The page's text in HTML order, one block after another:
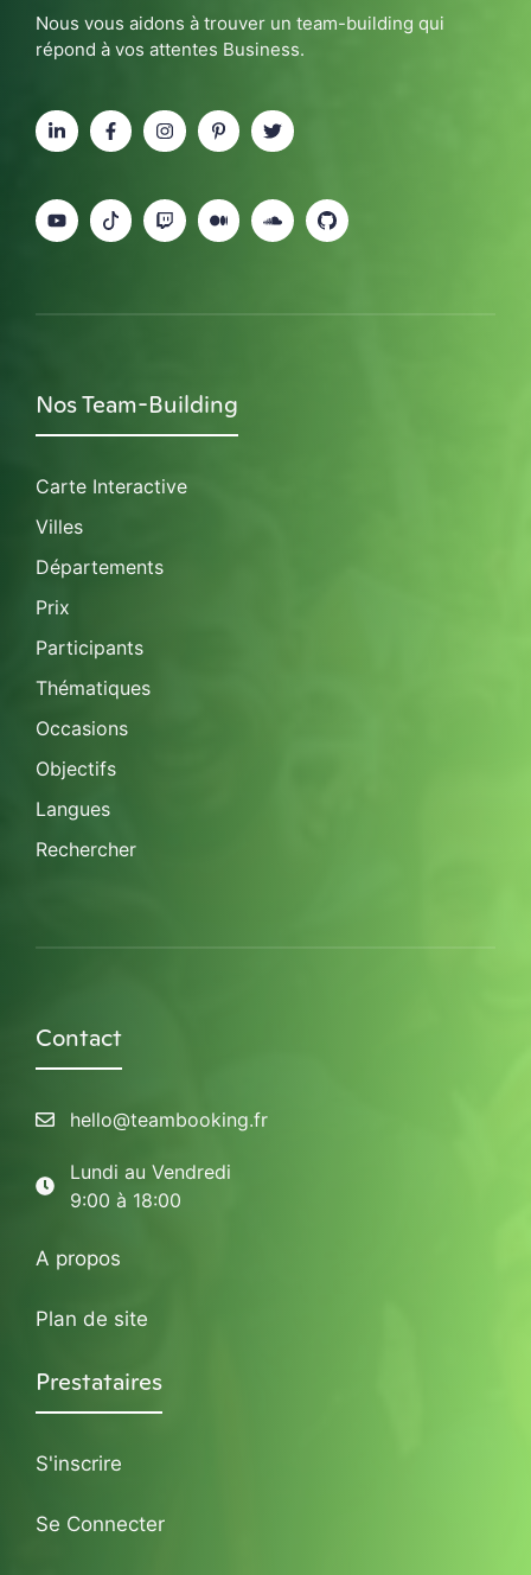
Nous vous aidons à trouver un team-building qui
répond à vos attentes Business.
Nos Team-Building
Carte Interactive
Villes
Départements
Prix
Participants
Thématiques
Occasions
Objectifs
Langues
Rechercher
Contact
hello@teambooking.fr
Lundi au Vendredi
9:00 à 18:00
A propos
Plan de site
Prestataires
S'inscrire
Se Connecter